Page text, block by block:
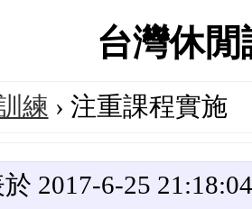
台灣休
練 › 注重課程實施
2017-6-25 21:18:04